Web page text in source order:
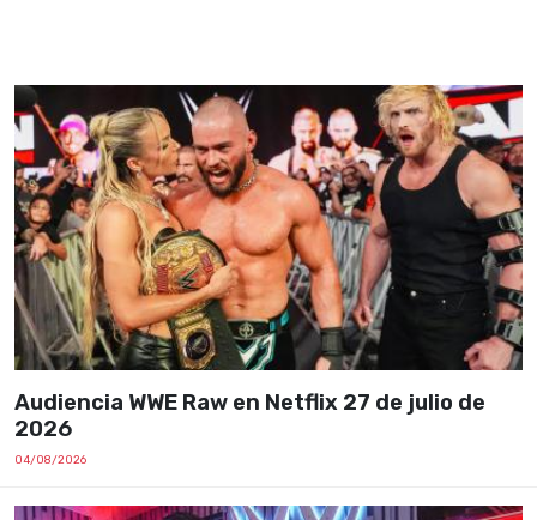
Audiencia WWE Raw en Netflix 27 de julio de
2026
04/08/2026